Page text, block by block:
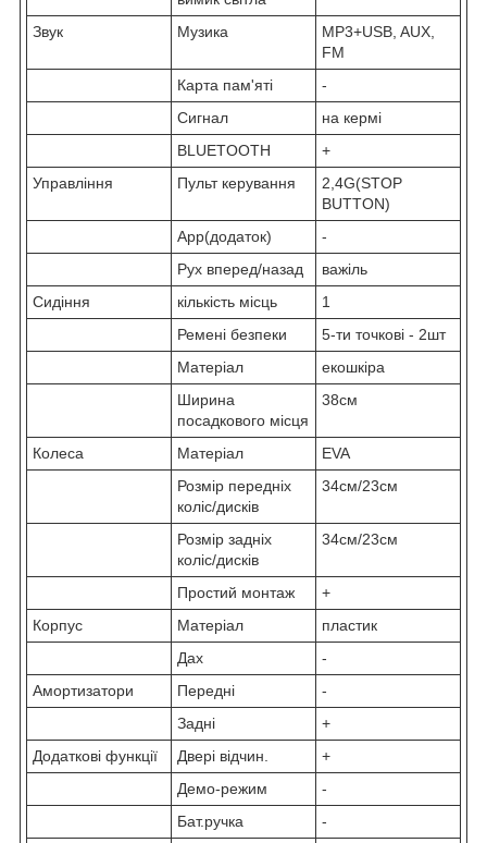
Звук
Музика
MP3+USB, AUX,
FM
Карта пам'яті
-
Сигнал
на кермі
BLUETOOTH
+
Управління
Пульт керування
2,4G(STOP
BUTTON)
App(додаток)
-
Рух вперед/назад
важіль
Сидіння
кількість місць
1
Ремені безпеки
5-ти точкові - 2шт
Матеріал
екошкіра
Ширина
посадкового місця
38см
Колеса Матеріал
EVA
Розмір передніх
коліс/дисків
34см/23см
Розмір задніх
коліс/дисків
34см/23см
Простий монтаж
+
Корпус
Матеріал
пластик
Дах
-
Амортизатори
Передні
-
Задні
+
Додаткові функції
Двері відчин.
+
Демо-режим
-
Бат.ручка
-